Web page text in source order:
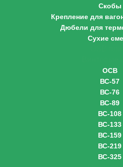
Скобы
Крепление для
Дюбели для
Сухие
ОСВ
ВС-57
ВС-76
ВС-89
ВС-108
ВС-133
ВС-159
ВС-219
ВС-325